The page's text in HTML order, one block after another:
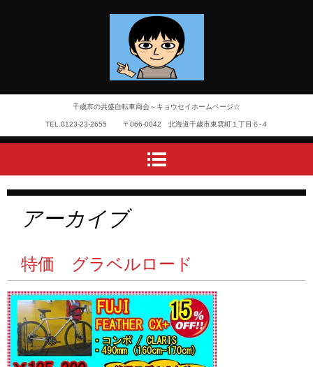
千歳市の共盛自転車商会～キョウセイホームページ☆
TEL. 0123-23-2655 〒066-0042 北海道千歳市東雲町１丁目６-４
アーカイブ
特価 グラベルロード